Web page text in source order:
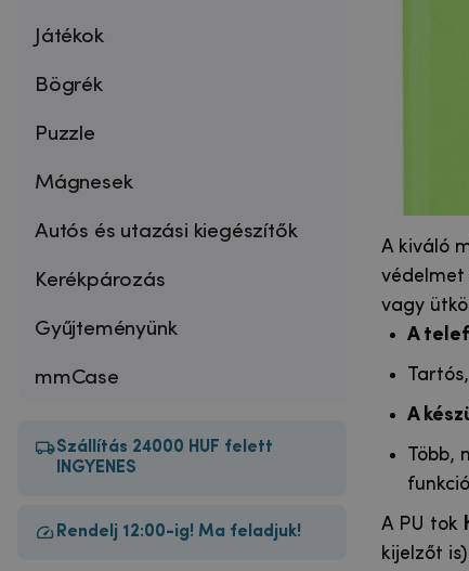
Játékok
Bögrék
Puzzle
Mágnesek
Autós és utazási kiegészítők
Kerékpározás
Gyűjteményünk
mmCase
Szállítás 24000 HUF felett
INGYENES
Rendelj 12:00-ig! Ma feladjuk!
A kiváló
védelmet
vagy
A
A
Több,
A PU tok
kijelzőt